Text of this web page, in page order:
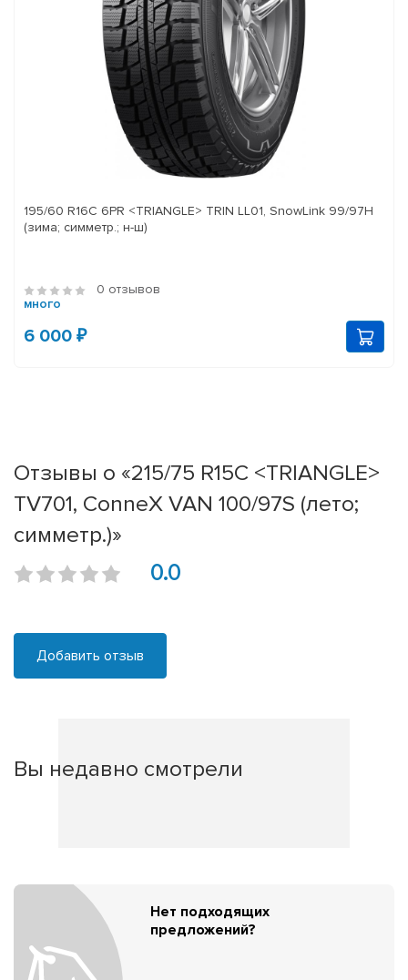
195/60 R16C 6PR <TRIANGLE> TRIN LL01, SnowLink 99/97H
(зима; симметр.; н-ш)
0 отзывов
много
6 000 ₽
Отзывы о «215/75 R15C <TRIANGLE>
TV701, ConneX VAN 100/97S (лето;
симметр.)»
0.0
Добавить отзыв
Вы недавно смотрели
Нет подходящих
предложений?